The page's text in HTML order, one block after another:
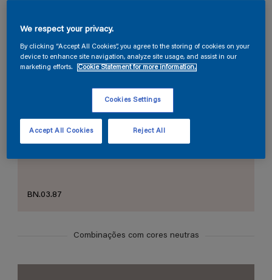
Seção de cores
BN.03.87
Combinações com cores neutras
We respect your privacy.
By clicking “Accept All Cookies”, you agree to the storing of cookies on your
device to enhance site navigation, analyze site usage, and assist in our
marketing efforts.
Cookie Statement for more information.
Cookies Settings
Reject All
Accept All Cookies